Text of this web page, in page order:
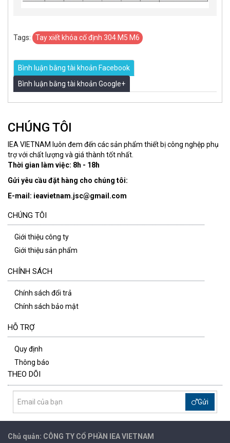
Tags: Tay xiết khóa cố định 304 M5 M6
Bình luận bằng tài khoản Facebook
Bình luận bằng tài khoản Google+
CHÚNG TÔI
IEA VIETNAM luôn đem đến các sản phẩm thiết bị công nghệp phụ
trợ với chất lượng và giá thành tốt nhất.
Thời gian làm việc: 8h - 18h
Gửi yêu cầu đặt hàng cho chúng tôi:
E-mail: ieavietnam.jsc@gmail.com
CHÚNG TÔI
Giới thiệu công ty
Giới thiệu sản phẩm
CHÍNH SÁCH
Chính sách đổi trả
Chính sách bảo mật
HỖ TRỢ
Quy định
Thông báo
THEO DÕI
Gửi
Chủ quản: CÔNG TY CỔ PHẦN IEAVIETNAM